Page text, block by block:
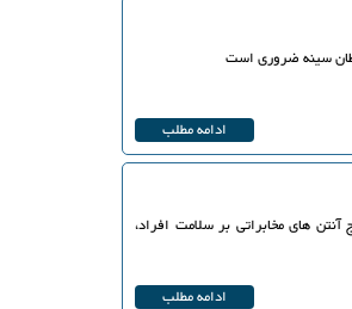
سینه ضروری است
ادامه مطلب
های مخابراتی بر سلامت افراد،
ادامه مطلب